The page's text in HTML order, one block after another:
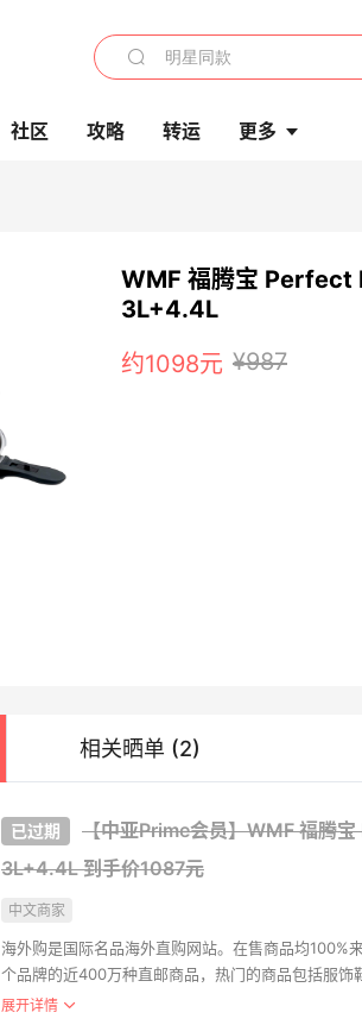
社区 攻略 转运 更多
WMF 福腾宝 Perfect
3L+4.4L
约1098元 ¥987
相关晒单 (2)
【中亚Prime会员】WMF 福腾
3L+4.4L到手价1087元
中文商家
海外购是国际名品海外直购网站。在售商品均100%
个品牌的近400万种直邮商品，热门的商品包括服
盖。海外购全中文页面，保持中美价格同步，为苦
展开详情
Neiman Marcus
鞋
$91（约600元）
Tommy Hilfiger 男士小白鞋